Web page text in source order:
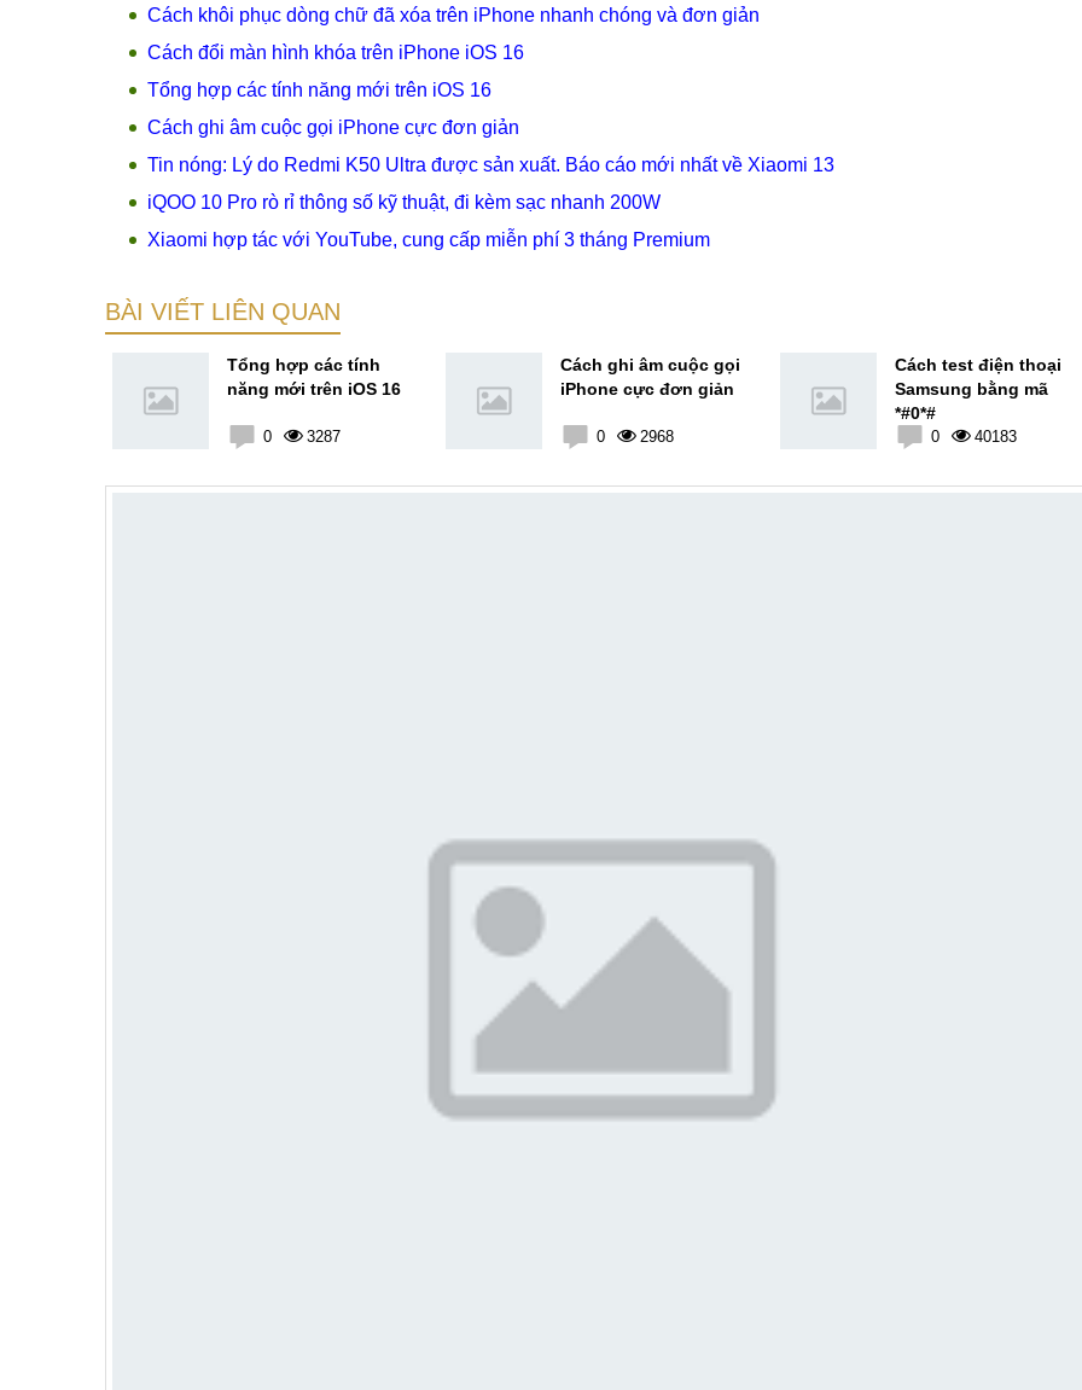
Cách khôi phục dòng chữ đã xóa trên iPhone nhanh chóng và đơn giản
Cách đổi màn hình khóa trên iPhone iOS 16
Tổng hợp các tính năng mới trên iOS 16
Cách ghi âm cuộc gọi iPhone cực đơn giản
Tin nóng: Lý do Redmi K50 Ultra được sản xuất. Báo cáo mới nhất về Xiaomi 13
iQOO 10 Pro rò rỉ thông số kỹ thuật, đi kèm sạc nhanh 200W
Xiaomi hợp tác với YouTube, cung cấp miễn phí 3 tháng Premium
BÀI VIẾT LIÊN QUAN
Tổng hợp các tính
năng mới trên iOS 16
0 3287
Cách ghi âm cuộc gọi
iPhone cực đơn giản
0 2968
Cách test điện thoại
Samsung bằng mã
*#0*#
0 40183